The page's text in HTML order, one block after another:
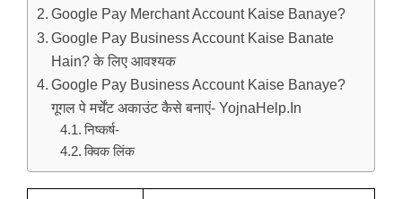
Google Pay Merchant Account Kaise Banaye?
Google Pay Business Account Kaise Banate
Hain? के लिए आवश्यक
Google Pay Business Account Kaise Banaye?
गूगल पे मर्चेंट अकाउंट कैसे बनाएं- YojnaHelp.In
निष्कर्ष-
क्विक लिंक